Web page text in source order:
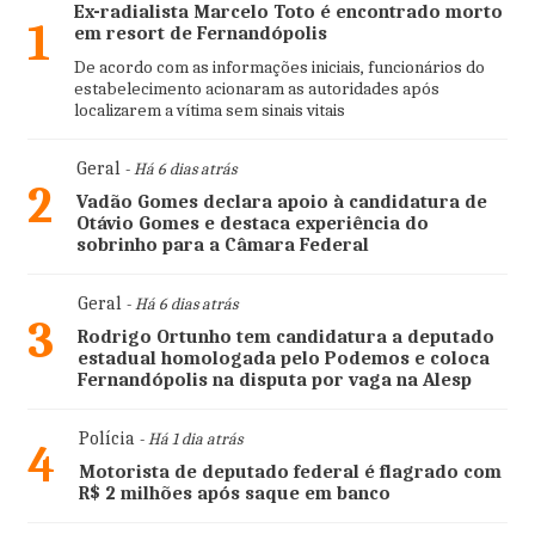
1
Ex-radialista Marcelo Toto é encontrado morto
em resort de Fernandópolis
De acordo com as informações iniciais, funcionários do
estabelecimento acionaram as autoridades após
localizarem a vítima sem sinais vitais
2
Geral- Há 6 dias atrás
Vadão Gomes declara apoio à candidatura de
Otávio Gomes e destaca experiência do
sobrinho para a Câmara Federal
3
Geral- Há 6 dias atrás
Rodrigo Ortunho tem candidatura a deputado
estadual homologada pelo Podemos e coloca
Fernandópolis na disputa por vaga na Alesp
4 Polícia- Há 1 dia atrás
Motorista de deputado federal é flagrado com
R$ 2 milhões após saque em banco